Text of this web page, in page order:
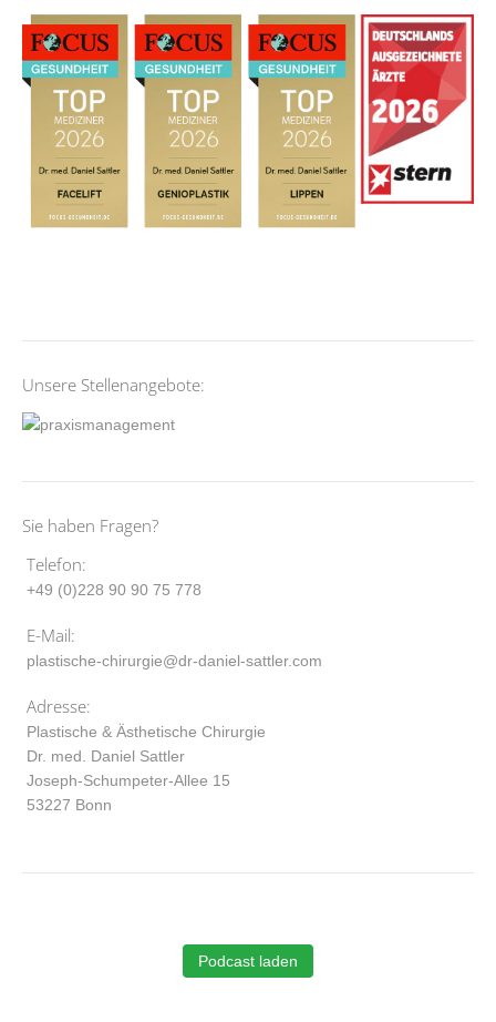
Unsere Stellenangebote:
Sie haben Fragen?
Telefon:
+49 (0)228 90 90 75 778
E-Mail:
plastische-chirurgie@dr-daniel-sattler.com
Adresse:
Plastische & Ästhetische Chirurgie
Dr. med. Daniel Sattler
Joseph-Schumpeter-Allee 15
53227 Bonn
Podcast laden